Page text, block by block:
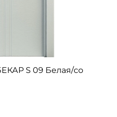
S 09 Белая/со